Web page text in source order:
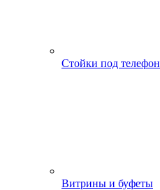
Стойки под телефон
Витрины и буфеты